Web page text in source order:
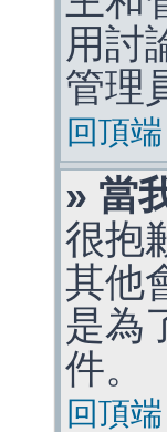
用討
管理
回頂端
» 當
很抱
其他
是為
件。
回頂端